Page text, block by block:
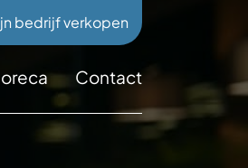
bedrijf verkopen
Contact